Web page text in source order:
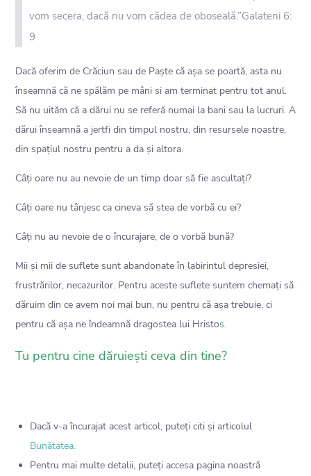
vom secera, dacă nu vom cădea de oboseală.”Galateni 6:
9
Dacă oferim de Crăciun sau de Paște că așa se poartă, asta nu
înseamnă că ne spălăm pe mâni si am terminat pentru tot anul.
Să nu uităm că a dărui nu se referă numai la bani sau la lucruri. A
dărui înseamnă a jertfi din timpul nostru, din resursele noastre,
din spațiul nostru pentru a da și altora.
Câți oare nu au nevoie de un timp doar să fie ascultați?
Câți oare nu tânjesc ca cineva să stea de vorbă cu ei?
Câți nu au nevoie de o încurajare, de o vorbă bună?
Mii și mii de suflete sunt abandonate în labirintul depresiei,
frustrărilor, necazurilor. Pentru aceste suflete suntem chemați să
dăruim din ce avem noi mai bun, nu pentru că așa trebuie, ci
pentru că așa ne îndeamnă dragostea lui Hristos.
Tu pentru cine dăruiești ceva din tine?
Dacă v-a încurajat acest articol, puteți citi și articolul
Bunătatea.
Pentru mai multe detalii, puteți accesa pagina noastră